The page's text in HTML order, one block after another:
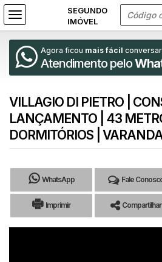
Agora ficou mais fácil
Atendimento pelo
VILLAGIO DI PIETRO |
LANÇAMENTO | 43
DORMITÓRIOS |
WhatsApp Fale
Imprimir Compartilhar